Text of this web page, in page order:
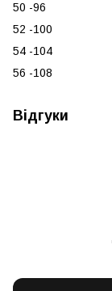
50 -96
52 -100
54 -104
56 -108
Відгуки